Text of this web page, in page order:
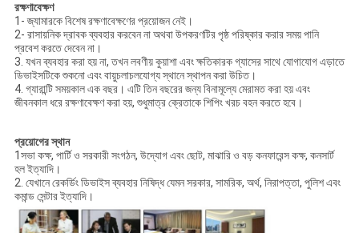
রক্ষণাবেক্ষণ
1- জ্যামারকে বিশেষ রক্ষণাবেক্ষণের প্রয়োজন নেই।
2- রাসায়নিক দ্রাবক ব্যবহার করবেন না অথবা উপকরণটির পৃষ্ঠ পরিষ্কার করার সময় পানি
প্রবেশ করতে দেবেন না।
3. যখন ব্যবহার করা হয় না, তখন লবণীয় কুয়াশা এবং ক্ষতিকারক গ্যাসের সাথে যোগাযোগ এড়াতে
ডিভাইসটিকে শুকনো এবং বায়ুচলাচলযোগ্য স্থানে স্থাপন করা উচিত।
4. গ্যারান্টি সময়কাল এক বছর। এটি তিন বছরের জন্য বিনামূল্যে মেরামত করা হয় এবং
জীবনকাল ধরে রক্ষণাবেক্ষণ করা হয়, শুধুমাত্র ক্রেতাকে শিপিং খরচ বহন করতে হবে।
প্রয়োগের স্থান
1সভা কক্ষ, পার্টি ও সরকারী সংগঠন, উদ্যোগ এবং ছোট, মাঝারি ও বড় কনফারেন্স কক্ষ, কনসার্ট
হল ইত্যাদি।
2. যেখানে রেকর্ডিং ডিভাইস ব্যবহার নিষিদ্ধ যেমন সরকার, সামরিক, অর্থ, নিরাপত্তা, পুলিশ এবং
কমান্ড সেন্টার ইত্যাদি।